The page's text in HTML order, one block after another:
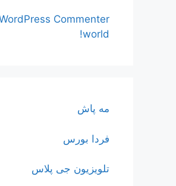
Commenter
world!
مه پاش
فردا بورس
تلویزیون جی پلاس